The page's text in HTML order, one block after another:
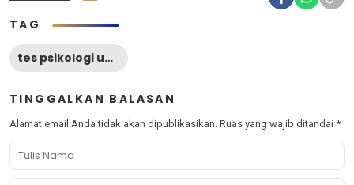
TAG
tes psikologi untuk menentukan jurusan
TINGGALKAN BALASAN
Alamat email Anda tidak akan dipublikasikan. Ruas yang wajib ditandai *